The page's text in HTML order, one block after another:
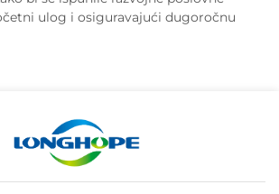
ulog i osiguravajući dugoročnu